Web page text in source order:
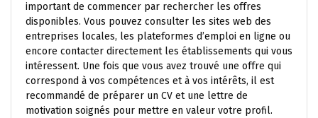
important de commencer par rechercher les offres
disponibles. Vous pouvez consulter les sites web des
entreprises locales, les plateformes d’emploi en ligne ou
encore contacter directement les établissements qui vous
intéressent. Une fois que vous avez trouvé une offre qui
correspond à vos compétences et à vos intérêts, il est
recommandé de préparer un CV et une lettre de
motivation soignés pour mettre en valeur votre profil.